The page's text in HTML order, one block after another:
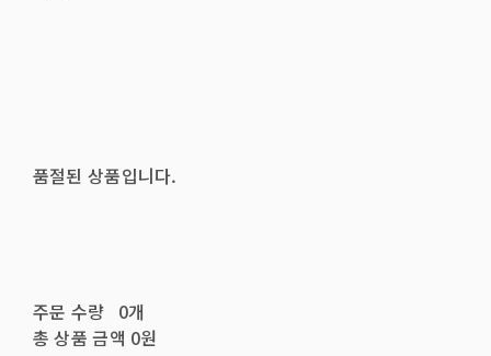
품절된 상품입니다.
주문 수량 0개
총 상품 금액 0원